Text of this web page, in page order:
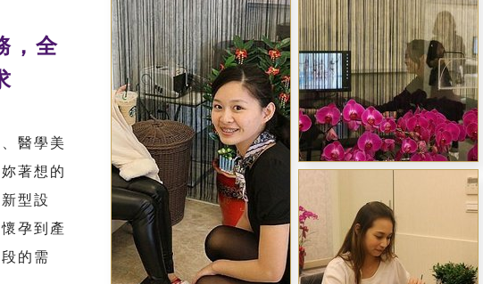
，全
醫學美
著想的
型設
孕到產
的需